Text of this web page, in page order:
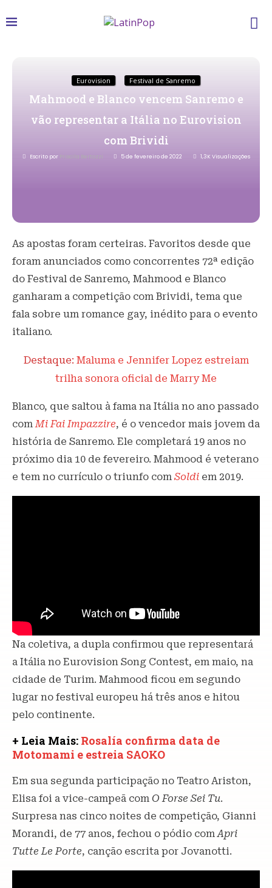
Eurovision Festival de Sanremo
Mahmood e Blanco vencem Sanremo e
vão representar a Itália no Eurovision
com Brividi
Escrito por 5 de fevereiro de 2022 1,3K Visualizações
As apostas foram certeiras. Favoritos desde que
foram anunciados como concorrentes 72ª edição
do Festival de Sanremo, Mahmood e Blanco
ganharam a competição com Brividi, tema que
fala sobre um romance gay, inédito para o evento
italiano.
Destaque: Maluma e Jennifer Lopez estreiam
trilha sonora oficial de Marry Me
Blanco, que saltou à fama na Itália no ano passado
comMi Fai Impazzire, é o vencedor mais jovem da
história de Sanremo. Ele completará 19 anos no
próximo dia 10 de fevereiro. Mahmood é veterano
e tem no currículo o triunfo com Soldi em 2019.
Na coletiva, a dupla confirmou que representará
a Itália no Eurovision Song Contest, em maio, na
cidade de Turim. Mahmood ficou em segundo
lugar no festival europeu há três anos e hitou
pelo continente.
+ Leia Mais: Rosalía confirma data de
Motomami e estreia SAOKO
Em sua segunda participação no Teatro Ariston,
Elisa foi a vice-campeã com O Forse Sei Tu.
Surpresa nas cinco noites de competição, Gianni
Morandi, de 77 anos, fechou o pódio comApri
Tutte Le Porte, canção escrita por Jovanotti.